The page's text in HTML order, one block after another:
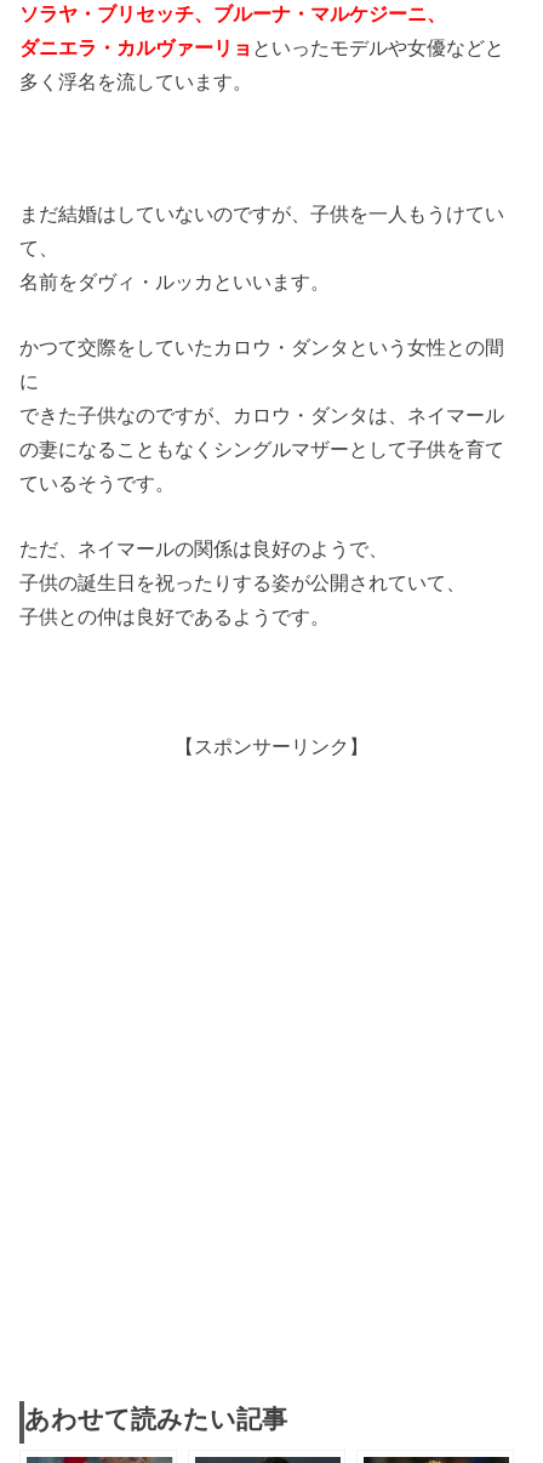
ソラヤ・ブリセッチ、ブルーナ・マルケジーニ、
ダニエラ・カルヴァーリョ といったモデルや女優などと
多く浮名を流しています。
まだ結婚はしていないのですが、子供を一人もうけてい
て、
名前をダヴィ・ルッカといいます。
かつて交際をしていたカロウ・ダンタという女性との間
に
できた子供なのですが、カロウ・ダンタは、ネイマール
の妻になることもなくシングルマザーとして子供を育て
ているそうです。
ただ、ネイマールの関係は良好のようで、
子供の誕生日を祝ったりする姿が公開されていて、
子供との仲は良好であるようです。
【スポンサーリンク】
あわせて読みたい記事